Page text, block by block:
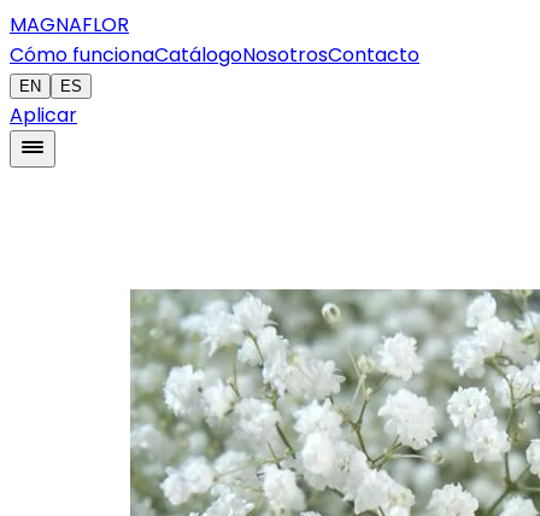
MAGNAFLOR
Cómo funcionaCatálogoNosotrosContacto
EN ES
Aplicar